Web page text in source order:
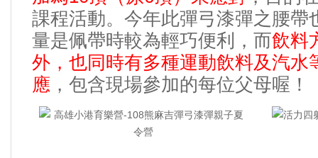
課程活動。 今年此彈弓漆彈之腰帶
量是佩帶時較為輕巧便利
， 而飲料
外 ， 也同時有多種運動飲料及汽水
應 ， 包含現場參加的每位父母喔 ！